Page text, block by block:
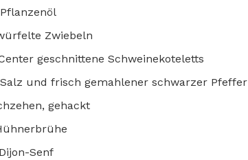
Zwiebeln
geschnittene Schweinekoteletts
Salz und frisch gemahlener schwarzer Pfeffer
gehackt
Senf